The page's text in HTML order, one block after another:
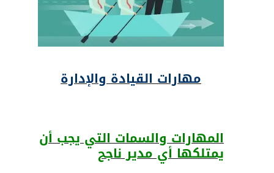
مهارات القيادة والإدارة
المهارات والسمات التي يجب أن
يمتلكها أي مدير ناجح